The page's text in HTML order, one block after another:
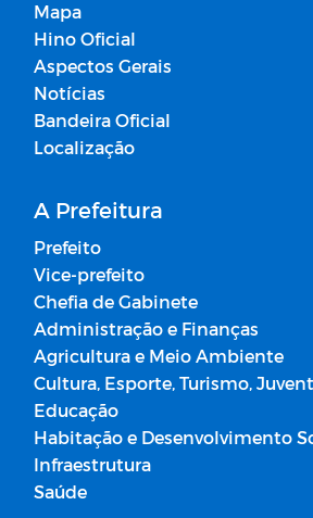
Mapa
Hino Oficial
Aspectos Gerais
Notícias
Bandeira Oficial
Localização
A Prefeitura
Prefeito
Vice-prefeito
Chefia de Gabinete
Administração e Finanças
Agricultura e Meio Ambiente
Cultura, Esporte, Turismo,
Educação
Habitação e Desenvolvimento
Infraestrutura
Saúde